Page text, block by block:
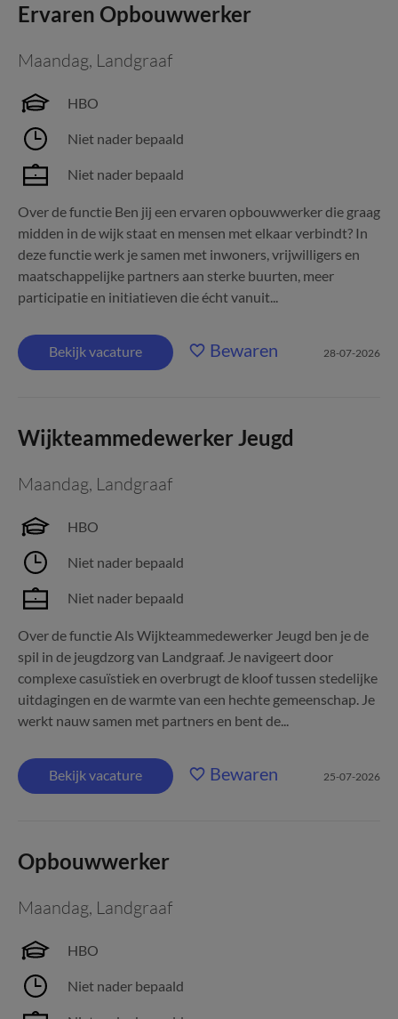
Ervaren Opbouwwerker
Maandag, Landgraaf
HBO
Niet nader bepaald
Niet nader bepaald
Over de functie Ben jij een ervaren opbouwwerker die graag
midden in de wijk staat en mensen met elkaar verbindt? In
deze functie werk je samen met inwoners, vrijwilligers en
maatschappelijke partners aan sterke buurten, meer
participatie en initiatieven die écht vanuit...
Bekijk vacature Bewaren 28-07-2026
Wijkteammedewerker Jeugd
Maandag, Landgraaf
HBO
Niet nader bepaald
Niet nader bepaald
Over de functie Als Wijkteammedewerker Jeugd ben je de
spil in de jeugdzorg van Landgraaf. Je navigeert door
complexe casuïstiek en overbrugt de kloof tussen stedelijke
uitdagingen en de warmte van een hechte gemeenschap. Je
werkt nauw samen met partners en bent de...
Bekijk vacature Bewaren 25-07-2026
Opbouwwerker
Maandag, Landgraaf
HBO
Niet nader bepaald